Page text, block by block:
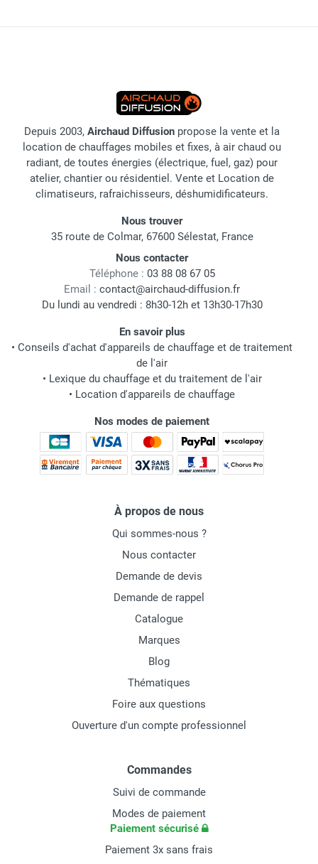
Depuis 2003, Airchaud Diffusion propose la vente et la
location de chauffages mobiles et fixes, à air chaud ou
radiant, de toutes énergies (électrique, fuel, gaz) pour
atelier, chantier ou résidentiel. Vente et Location de
climatiseurs, rafraichisseurs, déshumidificateurs.
Nous trouver
35 route de Colmar, 67600 Sélestat, France
Nous contacter
Téléphone : 03 88 08 67 05
Email : contact@airchaud-diffusion.fr
Du lundi au vendredi : 8h30-12h et 13h30-17h30
En savoir plus
• Conseils d'achat d'appareils de chauffage et de traitement
de l'air
• Lexique du chauffage et du traitement de l'air
• Location d'appareils de chauffage
Nos modes de paiement
À propos de nous
Qui sommes-nous ?
Nous contacter
Demande de devis
Demande de rappel
Catalogue
Marques
Blog
Thématiques
Foire aux questions
Ouverture d'un compte professionnel
Commandes
Suivi de commande
Modes de paiement
Paiement sécurisé
Paiement 3x sans frais